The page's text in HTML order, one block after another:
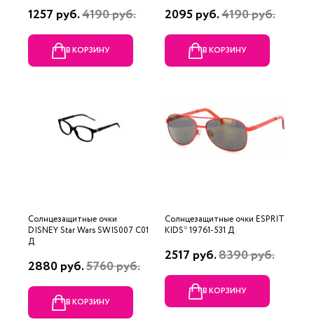
1257 руб.4190 руб.
В КОРЗИНУ
2095 руб.4190 руб.
В КОРЗИНУ
Солнцезащитные очки
DISNEY Star Wars SWIS007 C01
Д
2880 руб.5760 руб.
В КОРЗИНУ
Солнцезащитные очки ESPRIT
KIDS* 19761-531 Д
2517 руб.8390 руб.
В КОРЗИНУ